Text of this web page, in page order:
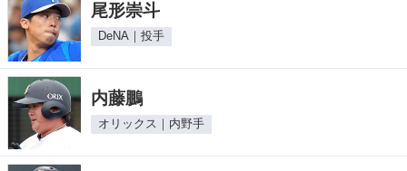
尾形崇斗
DeNA｜投手
内藤鵬
オリックス｜内野手